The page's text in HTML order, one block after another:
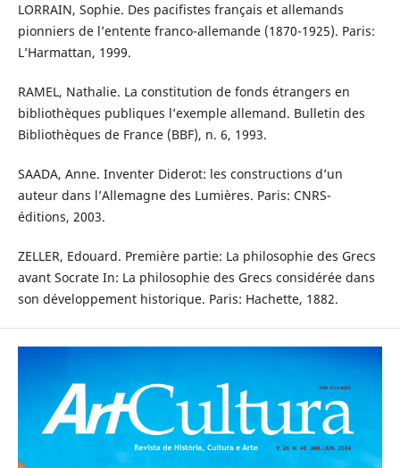
LORRAIN, Sophie. Des pacifistes français et allemands
pionniers de l’entente franco-allemande (1870-1925). Paris:
L’Harmattan, 1999.
RAMEL, Nathalie. La constitution de fonds étrangers en
bibliothèques publiques l’exemple allemand. Bulletin des
Bibliothèques de France (BBF), n. 6, 1993.
SAADA, Anne. Inventer Diderot: les constructions d’un
auteur dans l’Allemagne des Lumières. Paris: CNRS-
éditions, 2003.
ZELLER, Edouard. Première partie: La philosophie des Grecs
avant Socrate In: La philosophie des Grecs considérée dans
son développement historique. Paris: Hachette, 1882.